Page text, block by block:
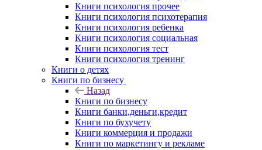
Книги психология прочее
Книги психология психотерапия
Книги психология ребенка
Книги психология социальная
Книги психология тест
Книги психология тренинг
Книги о детях
Книги по бизнесу
Назад
Книги по бизнесу
Книги банки,деньги,кредит
Книги по бухучету
Книги коммерция и продажи
Книги по маркетингу и рекламе